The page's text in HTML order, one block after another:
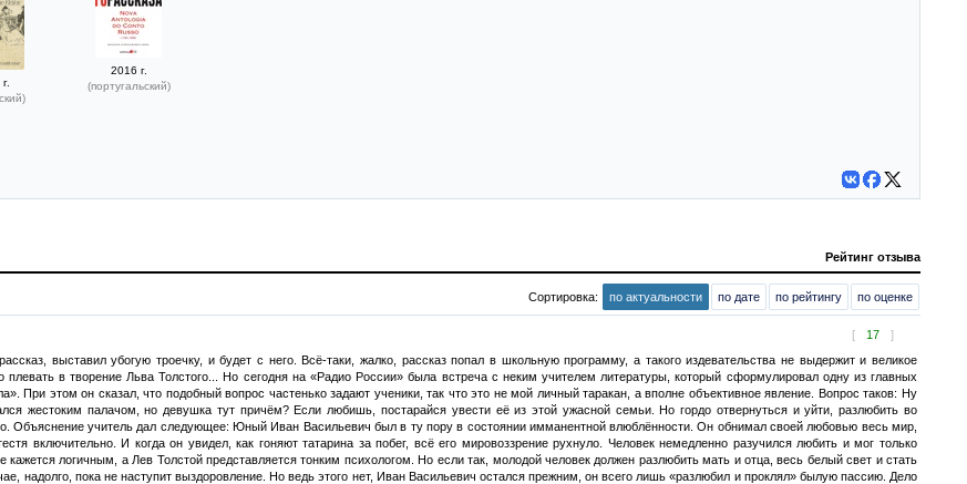
2016 г.
(португальский)
Рейтинг отзыва
Сортировка: по актуальности по дате по рейтингу по оценке
[ 17 ]
выставил убогую троечку, и будет с него. Всё-таки, жалко, рассказ попал в школьную программу, а такого издевательства не выдержит и великое
плевать в творение Льва Толстого... Но сегодня на «Радио России» была встреча с неким учителем литературы, который сформулировал одну из главных
При этом он сказал, что подобный вопрос частенько задают ученики, так что это не мой личный таракан, а вполне объективное явление. Вопрос таков: Ну
жестоким палачом, но девушка тут причём? Если любишь, постарайся увести её из этой ужасной семьи. Но гордо отвернуться и уйти, разлюбить во
Объяснение учитель дал следующее: Юный Иван Васильевич был в ту пору в состоянии имманентной влюблённости. Он обнимал своей любовью весь мир,
включительно. И когда он увидел, как гоняют татарина за побег, всё его мировоззрение рухнуло. Человек немедленно разучился любить и мог только
кажется логичным, а Лев Толстой представляется тонким психологом. Но если так, молодой человек должен разлюбить мать и отца, весь белый свет и стать
надолго, пока не наступит выздоровление. Но ведь этого нет, Иван Васильевич остался прежним, он всего лишь «разлюбил и проклял» былую пассию. Дело